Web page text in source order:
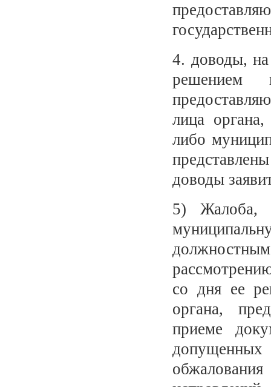
4. доводы, на
решением
лица
либо
доводы
5) Жалоба,
со дня ее
органа,
приеме